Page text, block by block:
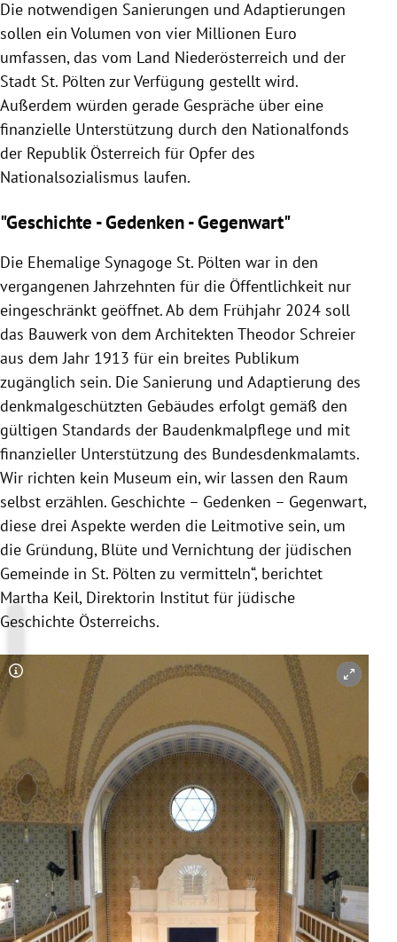
Die notwendigen Sanierungen und Adaptierungen
sollen ein Volumen von vier Millionen Euro
umfassen, das vom Land Niederösterreich und der
Stadt St. Pölten zur Verfügung gestellt wird.
Außerdem würden gerade Gespräche über eine
finanzielle Unterstützung durch den Nationalfonds
der Republik Österreich für Opfer des
Nationalsozialismus laufen.
"Geschichte - Gedenken - Gegenwart"
Die Ehemalige Synagoge St. Pölten war in den
vergangenen Jahrzehnten für die Öffentlichkeit nur
eingeschränkt geöffnet. Ab dem Frühjahr 2024 soll
das Bauwerk von dem Architekten Theodor Schreier
aus dem Jahr 1913 für ein breites Publikum
zugänglich sein. Die Sanierung und Adaptierung des
denkmalgeschützten Gebäudes erfolgt gemäß den
gültigen Standards der Baudenkmalpflege und mit
finanzieller Unterstützung des Bundesdenkmalamts.
Wir richten kein Museum ein, wir lassen den Raum
selbst erzählen. Geschichte – Gedenken – Gegenwart,
diese drei Aspekte werden die Leitmotive sein, um
die Gründung, Blüte und Vernichtung der jüdischen
Gemeinde in St. Pölten zu vermitteln“, berichtet
Martha Keil, Direktorin Institut für jüdische
Geschichte Österreichs.
Copyright-Hinweis öffnen/schließen